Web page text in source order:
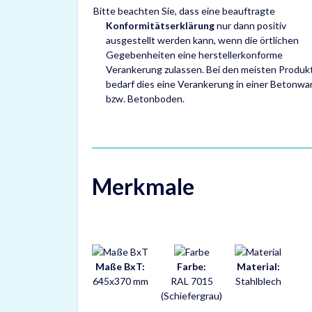
Bitte beachten Sie, dass eine beauftragte
Konformitätserklärungnur dann positiv
ausgestellt werden kann, wenn die örtlichen
Gegebenheiten eine herstellerkonforme
Verankerung zulassen. Bei den meisten
bedarf dies eine Verankerung in einer
bzw. Betonboden.
Merkmale
Maße BxT:
645x370 mm
Farbe:
RAL 7015
(Schiefergrau)
Material:
Stahlblech